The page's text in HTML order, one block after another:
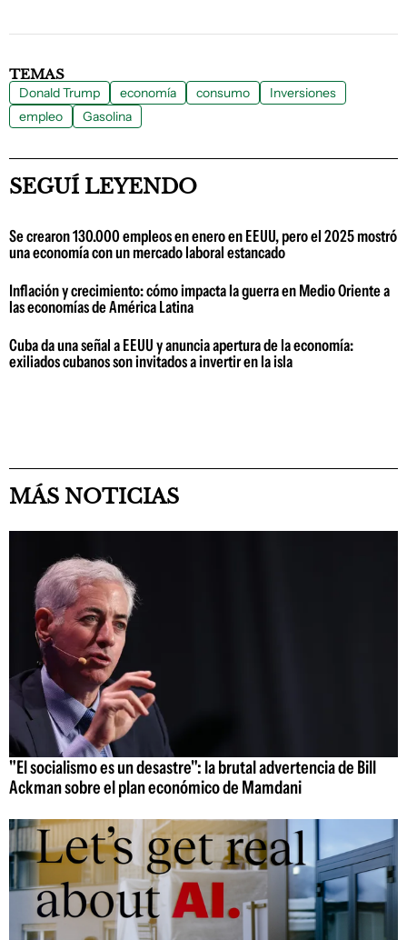
TEMAS
Donald Trump economía consumo
Inversiones
empleo
Gasolina
SEGUÍ LEYENDO
Se crearon 130.000 empleos en enero en EEUU, pero el 2025 mostró
una economía con un mercado laboral estancado
Inflación y crecimiento: cómo impacta la guerra en Medio Oriente a
las economías de América Latina
Cuba da una señal a EEUU y anuncia apertura de la economía:
exiliados cubanos son invitados a invertir en la isla
MÁS NOTICIAS
"El socialismo es un desastre": la brutal advertencia de Bill
Ackman sobre el plan económico de Mamdani